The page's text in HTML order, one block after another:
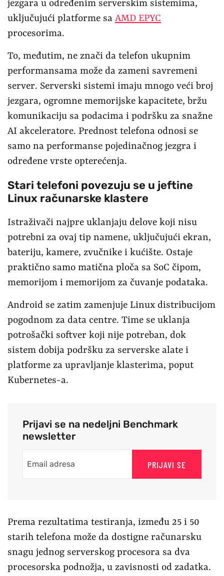
jezgara u određenim serverskim sistemima,
uključujući platforme sa AMD EPYC
procesorima.
To, međutim, ne znači da telefon ukupnim
performansama može da zameni savremeni
server. Serverski sistemi imaju mnogo veći broj
jezgara, ogromne memorijske kapacitete, bržu
komunikaciju sa podacima i podršku za snažne
AI akceleratore. Prednost telefona odnosi se
samo na performanse pojedinačnog jezgra i
određene vrste opterećenja.
Stari telefoni povezuju se u jeftine
Linux računarske klastere
Istraživači najpre uklanjaju delove koji nisu
potrebni za ovaj tip namene, uključujući ekran,
bateriju, kamere, zvučnike i kućište. Ostaje
praktično samo matična ploča sa SoC čipom,
memorijom i memorijom za čuvanje podataka.
Android se zatim zamenjuje Linux distribucijom
pogodnom za data centre. Time se uklanja
potrošački softver koji nije potreban, dok
sistem dobija podršku za serverske alate i
platforme za upravljanje klasterima, poput
Kubernetes-a.
Prijavi se na nedeljni Benchmark
newsletter
PRIJAVI SE
Prema rezultatima testiranja, između 25 i 50
starih telefona može da dostigne računarsku
snagu jednog serverskog procesora sa dva
procesorska podnožja, u zavisnosti od zadatka.